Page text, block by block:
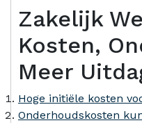
Zakelijk
Kosten,
Meer
Hoge initiële kosten
Onderhoudskosten